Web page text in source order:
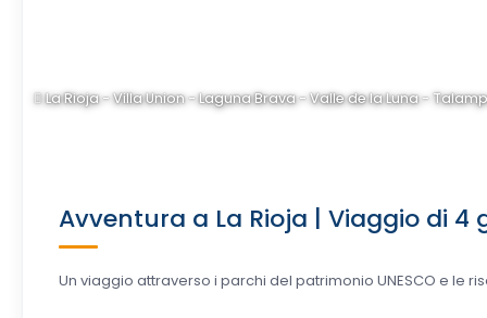
La Rioja - Villa Union - Laguna Brava - Valle de la Luna -
Avventura a La Rioja | Viaggio di 4
Un viaggio attraverso i parchi del patrimonio UNESCO e le